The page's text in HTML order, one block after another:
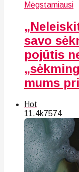
Mėgstamiausi
savo
pojūtis
mums
Hot
11.4k7574